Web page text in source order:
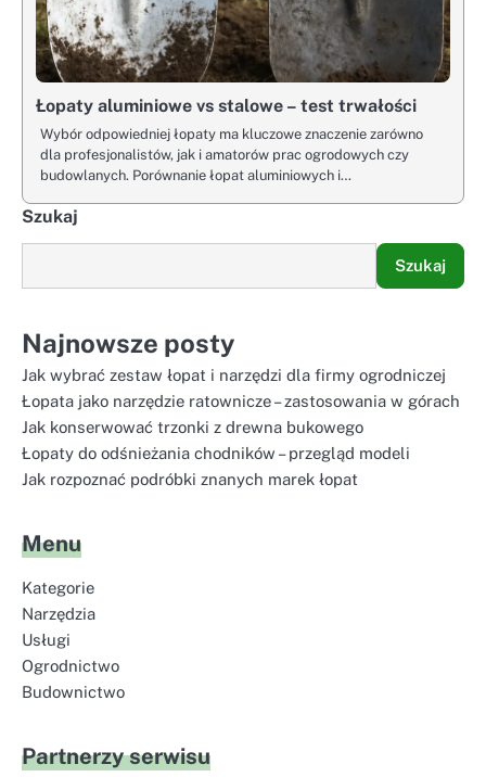
Łopaty aluminiowe vs stalowe – test trwałości
Wybór odpowiedniej łopaty ma kluczowe znaczenie zarówno
dla profesjonalistów, jak i amatorów prac ogrodowych czy
budowlanych. Porównanie łopat aluminiowych i…
Szukaj
Szukaj
Najnowsze posty
Jak wybrać zestaw łopat i narzędzi dla firmy ogrodniczej
Łopata jako narzędzie ratownicze – zastosowania w górach
Jak konserwować trzonki z drewna bukowego
Łopaty do odśnieżania chodników – przegląd modeli
Jak rozpoznać podróbki znanych marek łopat
Menu
Kategorie
Narzędzia
Usługi
Ogrodnictwo
Budownictwo
Partnerzy serwisu